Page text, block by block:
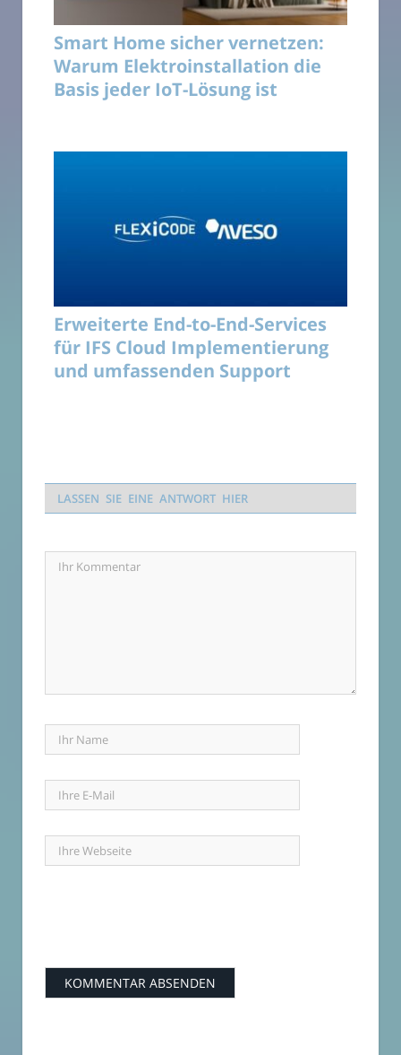
Smart Home sicher vernetzen:
Warum Elektroinstallation die
Basis jeder IoT-Lösung ist
Erweiterte End-to-End-Services
für IFS Cloud Implementierung
und umfassenden Support
LASSEN SIE EINE ANTWORT HIER